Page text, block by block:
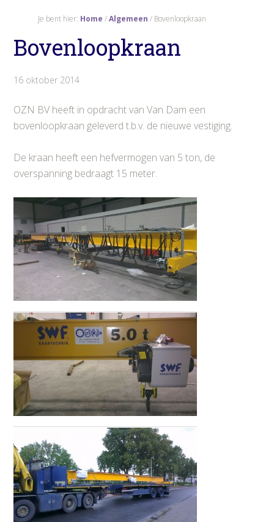
Je bent hier: Home /Algemeen / Bovenloopkraan
Bovenloopkraan
16 oktober 2014
OZN BV heeft in opdracht van Van Dam een
bovenloopkraan geleverd t.b.v. de nieuwe vestiging.
De kraan heeft een hefvermogen van 5 ton, de
overspanning bedraagt 15 meter.